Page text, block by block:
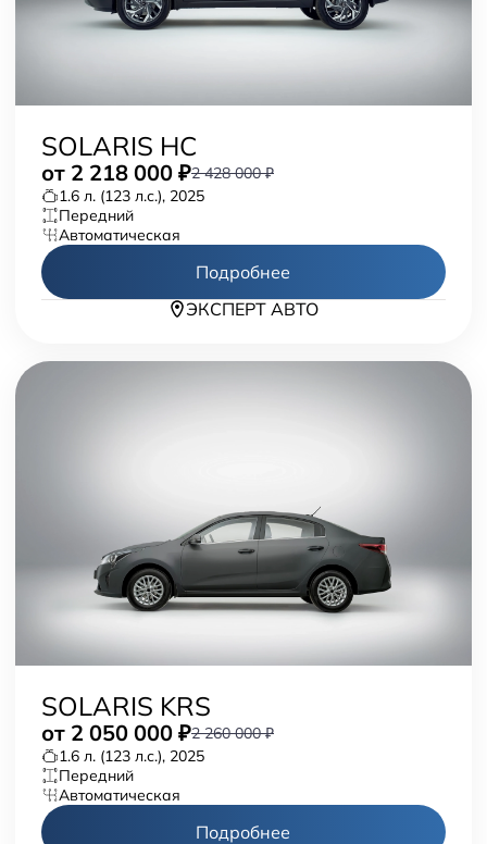
SOLARIS HC
от 2 218 000 ₽2 428 000 ₽
1.6 л. (123 л.с.), 2025
передний
автоматическая
Подробнее
ЭКСПЕРТ АВТО
SOLARIS KRS
от 2 050 000 ₽2 260 000 ₽
1.6 л. (123 л.с.), 2025
передний
автоматическая
Подробнее